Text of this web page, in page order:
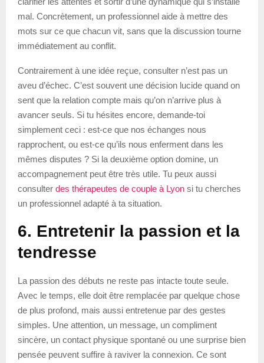
mal. Concrètement, un professionnel aide à mettre des
mots sur ce que chacun vit, sans que la discussion tourne
immédiatement au conflit.
Contrairement à une idée reçue, consulter n’est pas un
aveu d’échec. C’est souvent une décision lucide quand on
sent que la relation compte mais qu’on n’arrive plus à
avancer seuls. Si tu hésites encore, demande-toi
simplement ceci : est-ce que nos échanges nous
rapprochent, ou est-ce qu’ils nous enferment dans les
mêmes disputes ? Si la deuxième option domine, un
accompagnement peut être très utile. Tu peux aussi
consulter des thérapeutes de couple à Lyon si tu cherches
un professionnel adapté à ta situation.
6. Entretenir la passion et la
tendresse
La passion des débuts ne reste pas intacte toute seule.
Avec le temps, elle doit être remplacée par quelque chose
de plus profond, mais aussi entretenue par des gestes
simples. Une attention, un message, un compliment
sincère, un contact physique spontané ou une surprise bien
pensée peuvent suffire à raviver la connexion. Ce sont